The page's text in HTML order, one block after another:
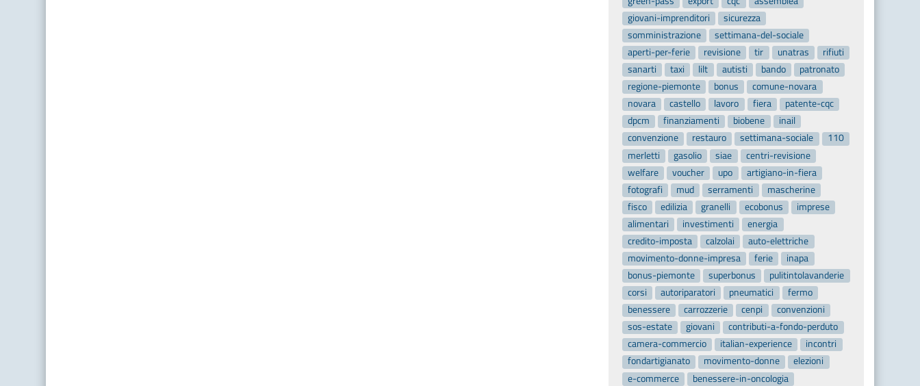
giovani-imprenditori
sicurezza
somministrazione
settimana-del-sociale
aperti-per-ferie
revisione tir unatras
rifiuti
sanarti
taxi lilt autisti bando
patronato
regione-piemonte
bonus
comune-novara
novara
castello lavoro fiera
patente-cqc
dpcm
finanziamenti biobene
inail
convenzione
restauro settimana-sociale
110
merletti
gasolio siae
centri-revisione
welfare
voucher upo
artigiano-in-fiera
fotografi
mud serramenti
mascherine
fisco
edilizia granelli ecobonus
imprese
alimentari
investimenti
energia
credito-imposta
calzolai
auto-elettriche
movimento-donne-impresa
ferie
inapa
bonus-piemonte
superbonus
pulitintolavanderie
corsi
autoriparatori pneumatici
fermo
benessere
carrozzerie cenpi
convenzioni
sos-estate
giovani
contributi-a-fondo-perduto
camera-commercio
italian-experience
incontri
fondartigianato
movimento-donne
elezioni
e-commerce
benessere-in-oncologia